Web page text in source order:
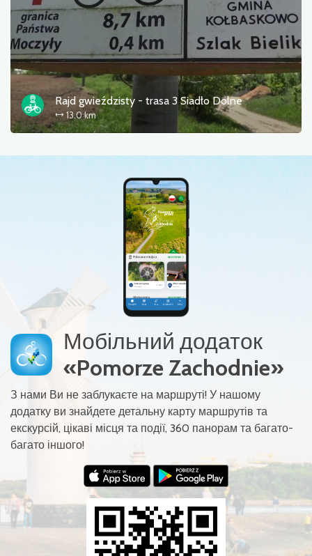
Rajd gwieździsty - trasa 3 Siadło Dolne
13.0 km
Мобільний додаток
«Pomorze Zachodnie»
З нами Ви не заблукаєте на маршруті! У нашому
додатку ви знайдете детальну карту маршрутів та
екскурсій, цікаві місця та події, 360 панорам та багато-
багато іншого!